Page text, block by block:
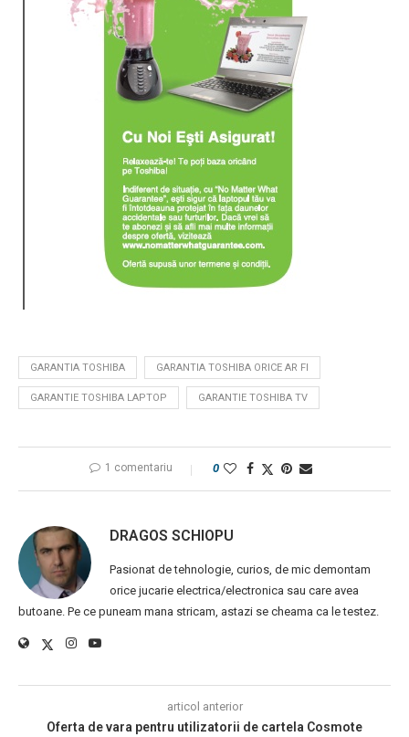
GARANTIA TOSHIBA GARANTIA TOSHIBA ORICE AR FI
GARANTIE TOSHIBA LAPTOP GARANTIE TOSHIBA TV
1 comentariu 0
DRAGOS SCHIOPU
Pasionat de tehnologie, curios, de mic demontam
orice jucarie electrica/electronica sau care avea
butoane. Pe ce puneam mana stricam, astazi se cheama ca le testez.
articol anterior
Oferta de vara pentru utilizatorii de cartela Cosmote